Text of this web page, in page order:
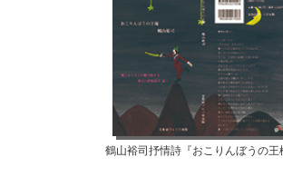
鶴山裕司抒情詩『おこりんぼうの王